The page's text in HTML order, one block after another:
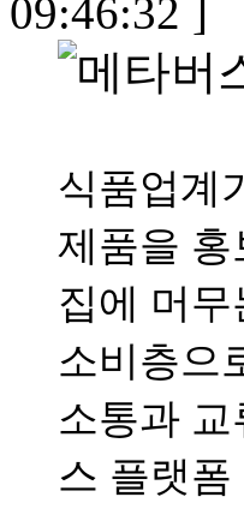
09:46:32 ]
식품업계
제품을 홍
집에 머
소비층으
소통과
스 플랫폼